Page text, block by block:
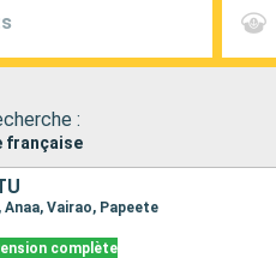
:
française
Vairao, Papeete
complète